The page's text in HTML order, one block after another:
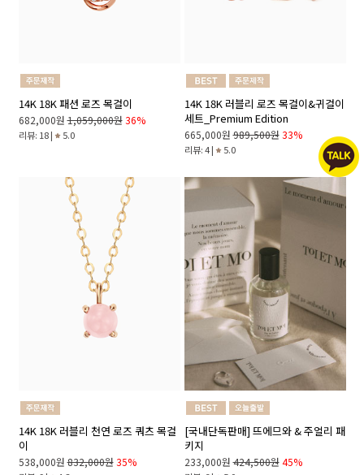
14K 18K 패션 로즈 목걸이
682,000원 1,059,000원 36%
리뷰: 18 | 5.0
14K 18K 러블리 로즈 목걸이&귀걸이
세트_Premium Edition
665,000원 989,500원 33%
리뷰: 4 | 5.0
14K 18K 러블리 천연 로즈 쿼츠 목걸
이
538,000원 832,000원 35%
[국내단독판매] 뜨에므와 & 주얼리 패
키지
233,000원 424,500원 45%